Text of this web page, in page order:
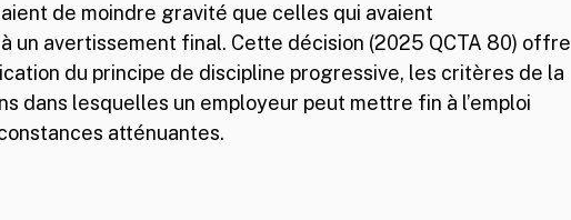
de moindre gravité que celles qui avaient
un avertissement final. Cette décision (2025 QCTA 80) offre
du principe de discipline progressive, les critères de la
dans lesquelles un employeur peut mettre fin à l’emploi
atténuantes.